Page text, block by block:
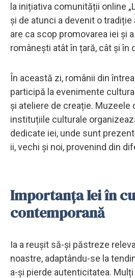
la inițiativa comunității online
și de atunci a devenit o tradiție
are ca scop promovarea iei și
românești atât în țară, cât și în
În această zi, românii din
participă la evenimente
și ateliere de creație. Muzeele
instituțiile culturale
dedicate iei, unde sunt
ii, vechi și noi, provenind din
Importanța Iei în
contemporană
Ia a reușit să-și păstreze
noastre, adaptându-se la
a-și pierde autenticitatea.